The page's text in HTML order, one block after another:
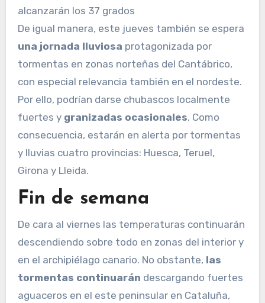
alcanzarán los 37 grados
De igual manera, este jueves también se espera
una jornada lluviosa protagonizada por
tormentas en zonas norteñas del Cantábrico,
con especial relevancia también en el nordeste.
Por ello, podrían darse chubascos localmente
fuertes ygranizadas ocasionales. Como
consecuencia, estarán en alerta por tormentas
y lluvias cuatro provincias: Huesca, Teruel,
Girona y Lleida.
Fin de semana
De cara al viernes las temperaturas continuarán
descendiendo sobre todo en zonas del interior y
en el archipiélago canario. No obstante, las
tormentas continuarán descargando fuertes
aguaceros en el este peninsular en Cataluña,